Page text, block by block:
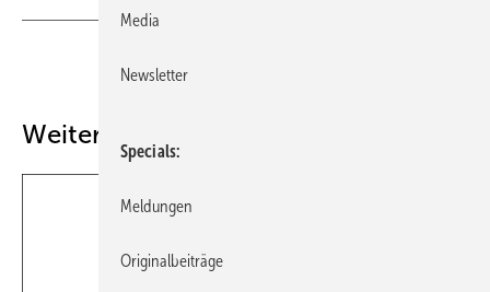
Weitere Inhalte
Media
Newsletter
Specials
Meldungen
Originalbeiträge